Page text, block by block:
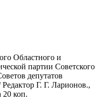
Областного и
партии Советского
депутатов
Г. Г. Ларионов.,
20 коп.